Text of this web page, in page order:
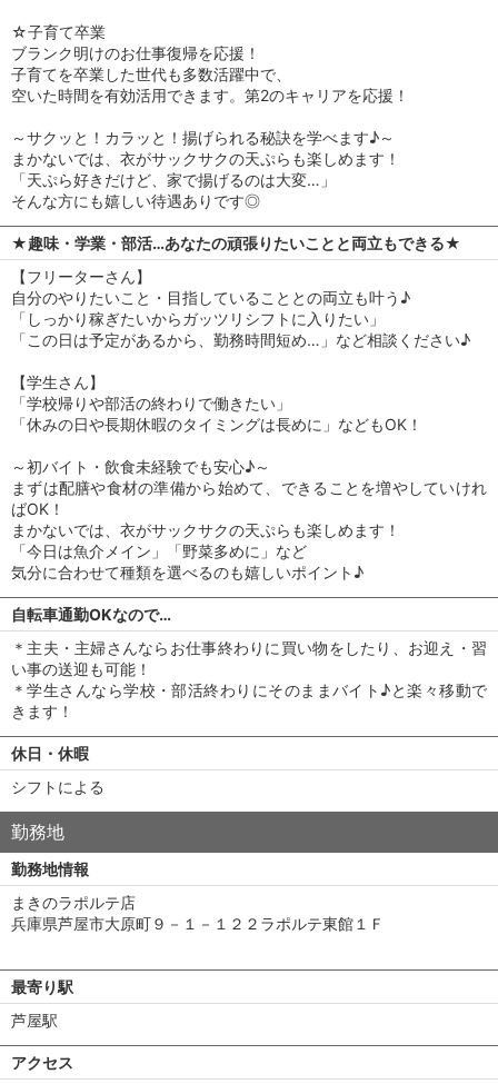
☆子育て卒業
ブランク明けのお仕事復帰を応援！
子育てを卒業した世代も多数活躍中で、
空いた時間を有効活用できます。第2のキャリアを応援！
～サクッと！カラッと！揚げられる秘訣を学べます♪～
まかないでは、衣がサックサクの天ぷらも楽しめます！
「天ぷら好きだけど、家で揚げるのは大変…」
そんな方にも嬉しい待遇ありです◎
★趣味・学業・部活…あなたの頑張りたいことと両立もできる★
【フリーターさん】
自分のやりたいこと・目指していることとの両立も叶う♪
「しっかり稼ぎたいからガッツリシフトに入りたい」
「この日は予定があるから、勤務時間短め…」など相談ください♪
【学生さん】
「学校帰りや部活の終わりで働きたい」
「休みの日や長期休暇のタイミングは長めに」などもOK！
～初バイト・飲食未経験でも安心♪～
まずは配膳や食材の準備から始めて、できることを増やしていけれ
ばOK！
まかないでは、衣がサックサクの天ぷらも楽しめます！
「今日は魚介メイン」「野菜多めに」など
気分に合わせて種類を選べるのも嬉しいポイント♪
自転車通勤OKなので…
＊主夫・主婦さんならお仕事終わりに買い物をしたり、お迎え・習
い事の送迎も可能！
＊学生さんなら学校・部活終わりにそのままバイト♪と楽々移動で
きます！
休日・休暇
シフトによる
勤務地
勤務地情報
まきのラポルテ店
兵庫県芦屋市大原町９－１－１２２ラポルテ東館１Ｆ
最寄り駅
芦屋駅
アクセス